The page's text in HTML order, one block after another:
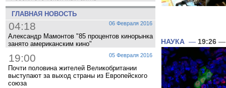
ГЛАВНАЯ НОВОСТЬ
06 Февраля 2016
04:18
Александр Мамонтов "85 процентов кинорынка
занято американским кино"
05 Февраля 2016
19:00
Почти половина жителей Великобритании
выступают за выход страны из Европейского
союза
НАУКА — 19:26 —